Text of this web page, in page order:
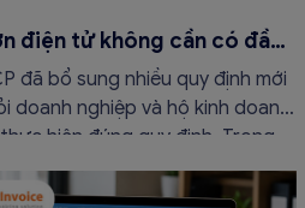
điện tử không cần có đầy
đã bổ sung nhiều quy định mới
doanh nghiệp và hộ kinh doanh
hiện đúng quy định. Trong
EasyInvoice sẽ chia sẻ 13
không cần […]